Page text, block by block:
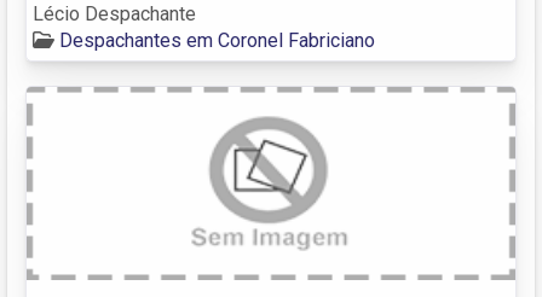
Lécio Despachante
Despachantes em Coronel Fabriciano